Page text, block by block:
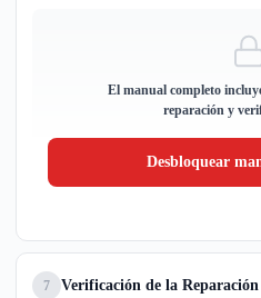
El manual completo
reparación y
Desbloquear
7 Verificación de la Reparación